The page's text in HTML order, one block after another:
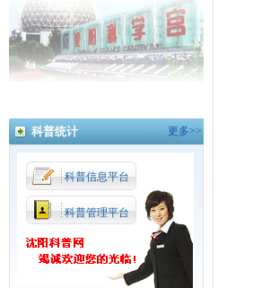
科普统计 更多>>
科普信息平台
科普管理平台